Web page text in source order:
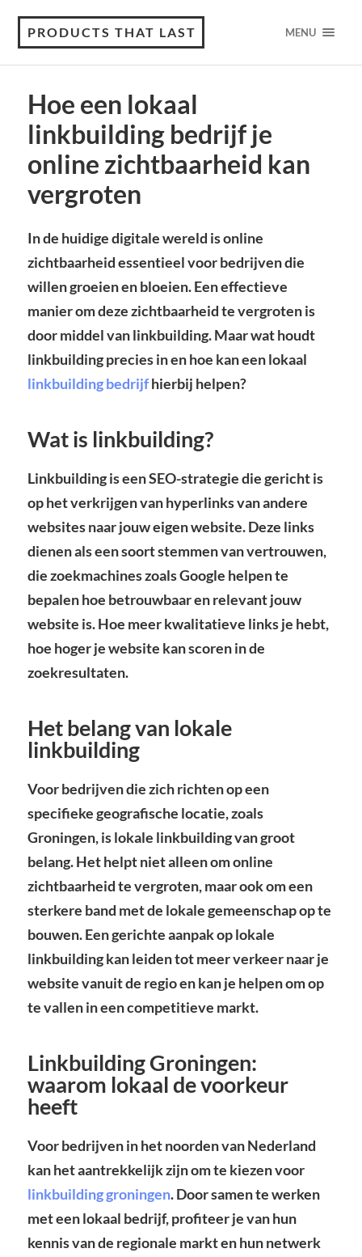
PRODUCTS THAT LAST MENU
Hoe een lokaal
linkbuilding bedrijf je
online zichtbaarheid kan
vergroten
In de huidige digitale wereld is online
zichtbaarheid essentieel voor bedrijven die
willen groeien en bloeien. Een effectieve
manier om deze zichtbaarheid te vergroten is
door middel van linkbuilding. Maar wat houdt
linkbuilding precies in en hoe kan een lokaal
linkbuilding bedrijfhierbij helpen?
Wat is linkbuilding?
Linkbuilding is een SEO-strategie die gericht is
op het verkrijgen van hyperlinks van andere
websites naar jouw eigen website. Deze links
dienen als een soort stemmen van vertrouwen,
die zoekmachines zoals Google helpen te
bepalen hoe betrouwbaar en relevant jouw
website is. Hoe meer kwalitatieve links je hebt,
hoe hoger je website kan scoren in de
zoekresultaten.
Het belang van lokale
linkbuilding
Voor bedrijven die zich richten op een
specifieke geografische locatie, zoals
Groningen, is lokale linkbuilding van groot
belang. Het helpt niet alleen om online
zichtbaarheid te vergroten, maar ook om een
sterkere band met de lokale gemeenschap op te
bouwen. Een gerichte aanpak op lokale
linkbuilding kan leiden tot meer verkeer naar je
website vanuit de regio en kan je helpen om op
te vallen in een competitieve markt.
Linkbuilding Groningen:
waarom lokaal de voorkeur
heeft
Voor bedrijven in het noorden van Nederland
kan het aantrekkelijk zijn om te kiezen voor
linkbuilding groningen. Door samen te werken
met een lokaal bedrijf, profiteer je van hun
kennis van de regionale markt en hun netwerk